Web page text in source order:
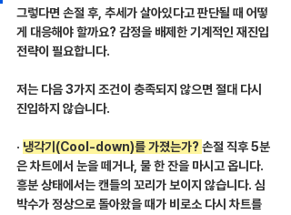
그렇다면 손절 후, 추세가 살아있다고 판단될 때 어떻
게 대응해야 할까요? 감정을 배제한 기계적인 재진입
전략이 필요합니다.
저는 다음 3가지 조건이 충족되지 않으면 절대 다시
진입하지 않습니다.
· 냉각기(Cool-down)를 가졌는가? 손절 직후 5분
은 차트에서 눈을 떼거나, 물 한 잔을 마시고 옵니다.
흥분 상태에서는 캔들의 꼬리가 보이지 않습니다. 심
박수가 정상으로 돌아왔을 때가 비로소 다시 차트를